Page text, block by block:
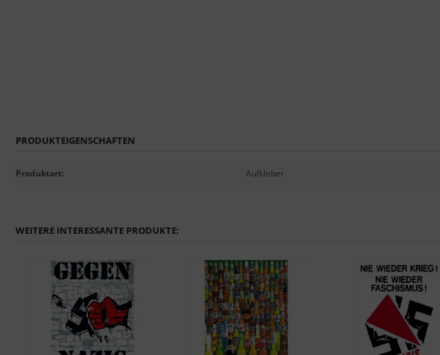
PRODUKTEIGENSCHAFTEN
Produktart: Aufkleber
WEITERE INTERESSANTE PRODUKTE: